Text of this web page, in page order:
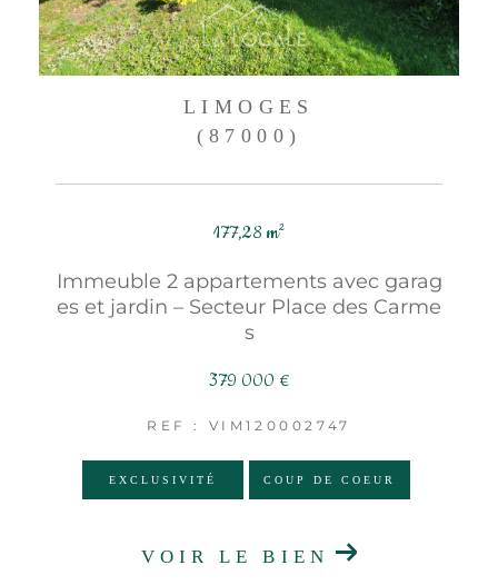
LIMOGES
(87000)
177,28 m²
Immeuble 2 appartements avec garag
es et jardin – Secteur Place des Carme
s
379 000 €
REF : VIM120002747
EXCLUSIVITÉ COUP DE COEUR
VOIR LE BIEN